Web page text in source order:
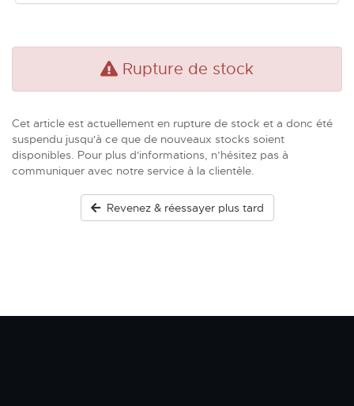
Rupture de stock
Cet article est actuellement en rupture de stock et a donc été
suspendu jusqu'à ce que de nouveaux stocks soient
disponibles. Pour plus d'informations, n’hésitez pas à
communiquer avec notre service à la clientèle.
Revenez & réessayer plus tard